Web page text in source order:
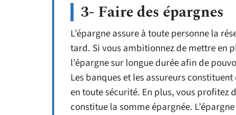
3- Faire des épargnes
L’épargne assure à toute personne la
tard. Si vous ambitionnez de mettre en
l’épargne sur longue durée afin de
Les banques et les assureurs
en toute sécurité. En plus, vous profitez
constitue la somme épargnée.